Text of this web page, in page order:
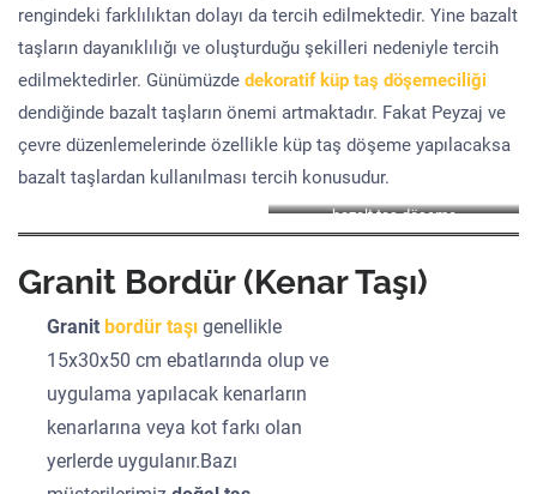
rengindeki farklılıktan dolayı da tercih edilmektedir. Yine bazalt
taşların dayanıklılığı ve oluşturduğu şekilleri nedeniyle tercih
edilmektedirler. Günümüzde dekoratif küp taş döşemeciliği
dendiğinde bazalt taşların önemi artmaktadır. Fakat Peyzaj ve
çevre düzenlemelerinde özellikle küp taş döşeme yapılacaksa
bazalt taşlardan kullanılması tercih konusudur.
bazalt taş döşeme
Granit Bordür (Kenar Taşı)
Granitbordür taşı genellikle
15x30x50 cm ebatlarında olup ve
uygulama yapılacak kenarların
kenarlarına veya kot farkı olan
yerlerde uygulanır.Bazı